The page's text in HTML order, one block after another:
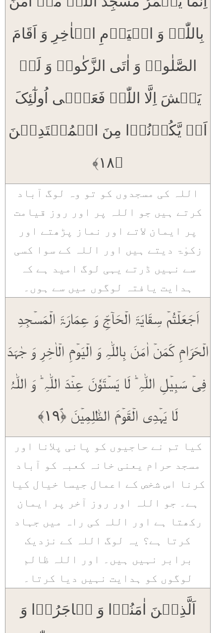
بِاللّٰہِ وَ الۡیَوۡمِ الۡاٰخِرِ وَ اَقَامَ
الصَّلٰوۃَ وَ اٰتَی الزَّکٰوۃَ وَ لَمۡ
یَخۡشَ اِلَّا اللّٰہَ فَعَسٰۤی اُولٰٓئِکَ
اَنۡ یَّکُوۡنُوۡا مِنَ الۡمُہۡتَدِیۡنَ
﴿۱۸﴾
اللہ کی مسجدوں کو تو وہ لوگ آباد
کرتے ہیں جو اللہ پر اور روز قیامت
پر ایمان لاتے اور نماز پڑھتے اور
زکوٰۃ دیتے ہیں اور اللہ کے سوا کسی
سے نہیں ڈرتے یہی لوگ امید ہے کہ
ہدایت یافتہ لوگوں میں سے ہوں۔
اَجَعَلۡتُمۡ سِقَایَۃَ الۡحَآجِّ وَ عِمَارَۃَ الۡمَسۡجِدِ
الۡحَرَامِ کَمَنۡ اٰمَنَ بِاللّٰہِ وَ الۡیَوۡمِ الۡاٰخِرِ وَ جٰہَدَ
فِیۡ سَبِیۡلِ اللّٰہِ ؕ لَا یَسۡتَوٗنَ عِنۡدَ اللّٰہِ ؕ وَ اللّٰہُ
لَا یَہۡدِی الۡقَوۡمَ الظّٰلِمِیۡنَ ﴿ۘ۱۹﴾
کیا تم نے حاجیوں کو پانی پلانا اور
مسجد حرام یعنی خانہ کعبہ کو آباد
کرنا اس شخص کے اعمال جیسا خیال کیا
ہے۔ جو اللہ اور روز آخر پر ایمان
رکھتا ہے اور اللہ کی راہ میں جہاد
کرتا ہے؟ یہ لوگ اللہ کے نزدیک
برابر نہیں ہیں۔ اور اللہ ظالم
لوگوں کو ہدایت نہیں دیا کرتا۔
اَلَّذِیۡنَ اٰمَنُوۡا وَ ہَاجَرُوۡا وَ